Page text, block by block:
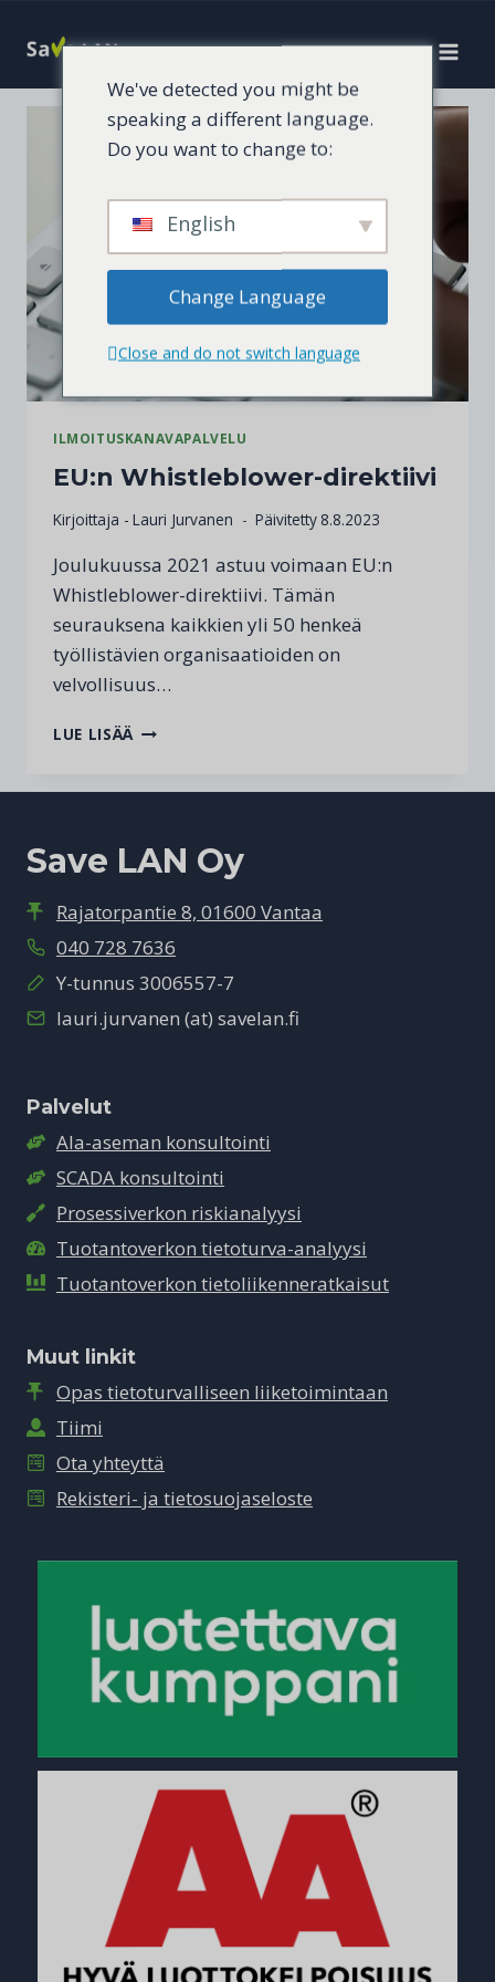
sisältöön
ILMOITUSKANAVAPALVELU
EU:n Whistleblower-direktiivi
Kirjoittaja - Lauri Jurvanen Päivitetty 8.8.2023
Joulukuussa 2021 astuu voimaan EU:n
Whistleblower-direktiivi. Tämän
seurauksena kaikkien yli 50 henkeä
työllistävien organisaatioiden on
velvollisuus…
LUE LISÄÄ EU:N
Save LAN Oy
Rajatorpantie 8, 01600 Vantaa
040 728 7636
Y-tunnus 3006557-7
lauri.jurvanen (at) savelan.fi
Palvelut
Ala-aseman konsultointi
SCADA konsultointi
Prosessiverkon riskianalyysi
Tuotantoverkon tietoturva-analyysi
Tuotantoverkon tietoliikenneratkaisut
Muut linkit
Opas tietoturvalliseen liiketoimintaan
Tiimi
Ota yhteyttä
Rekisteri- ja tietosuojaseloste
We've detected you might be
speaking a different language.
Do you want to change to:
English
Change Language
Close and do not switch language